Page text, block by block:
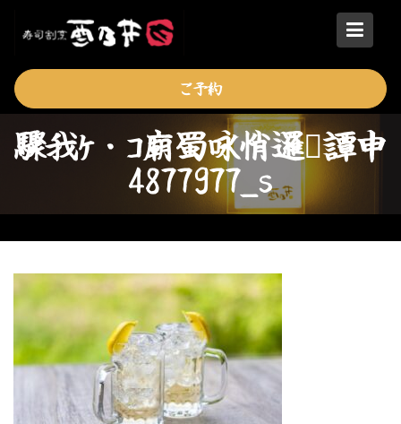
ご予約
驟我ｹ・ｺ廟蜀咏悄邏譚申
4877977_s